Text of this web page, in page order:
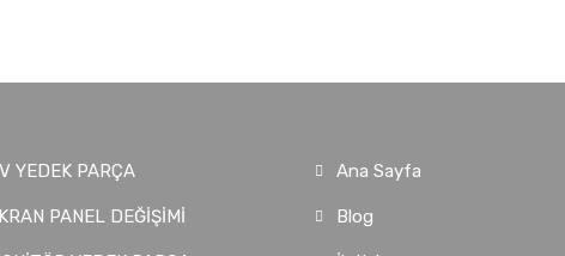
YEDEK PARÇA
PANEL DEĞİŞİMİ
Ana Sayfa
Blog